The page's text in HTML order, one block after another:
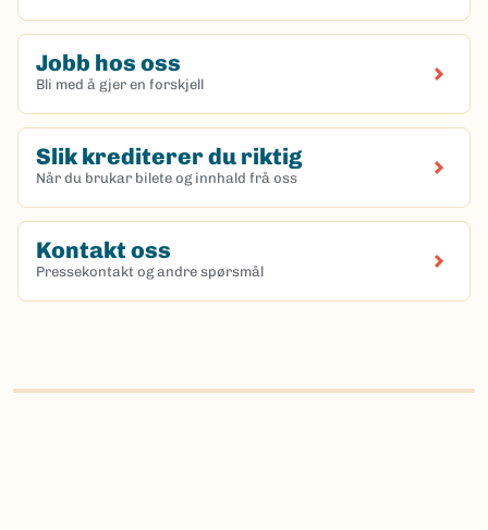
Jobb hos oss
Bli med å gjer en forskjell
Slik krediterer du riktig
Når du brukar bilete og innhald frå oss
Kontakt oss
Pressekontakt og andre spørsmål